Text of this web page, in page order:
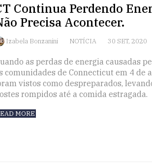
Continua Perdendo
Precisa Acontecer.
Izabela Bonzanini NOTÍCIA 30 SET, 2020
as perdas de energia causadas
comunidades de Connecticut em 4 de
vistos como despreparados,
rompidos até a comida estragada.
MORE